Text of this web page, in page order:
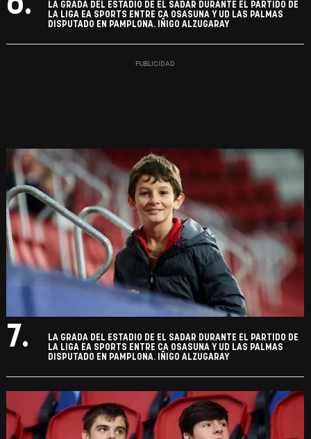
LA GRADA DEL ESTADIO DE EL SADAR DURANTE EL PARTIDO DE
LA LIGA EA SPORTS ENTRE CA OSASUNA Y UD LAS PALMAS
DISPUTADO EN PAMPLONA. IÑIGO ALZUGARAY
7.
LA GRADA DEL ESTADIO DE EL SADAR DURANTE EL PARTIDO DE
LA LIGA EA SPORTS ENTRE CA OSASUNA Y UD LAS PALMAS
DISPUTADO EN PAMPLONA. IÑIGO ALZUGARAY